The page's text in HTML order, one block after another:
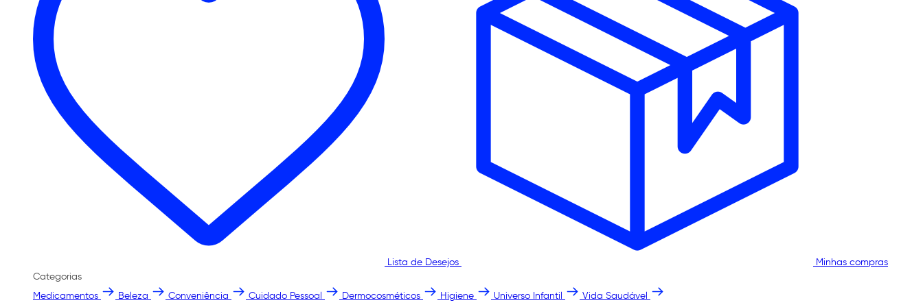
Lista de Desejos
Minhas compras
Categorias
Medicamentos
Beleza Conveniência Cuidado Pessoal Dermocosméticos Higiene Universo Infantil Vida Saudável